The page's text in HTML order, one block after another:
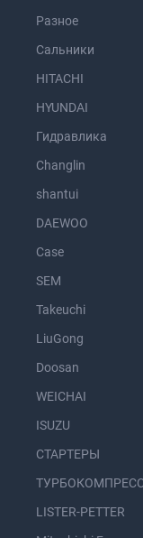
Разное
Сальники
HITACHI
HYUNDAI
Гидравлика
Changlin
shantui
DAEWOO
Case
SEM
Takeuchi
LiuGong
Doosan
WEICHAI
ISUZU
СТАРТЕРЫ
LISTER-PETTER